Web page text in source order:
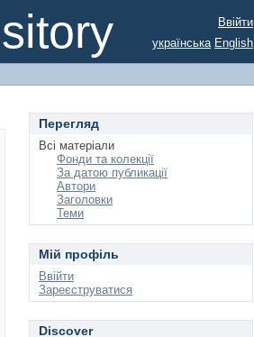
Ввійти
українська English
Перегляд
Всі матеріали
Фонди та колекції
За датою публикації
Автори
Заголовки
Теми
Мій профіль
Ввійти
Зареєструватися
Discover